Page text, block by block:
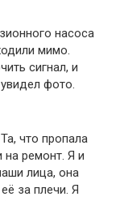
насоса
мимо.
сигнал, и
фото.
что пропала
на ремонт. Я и
лица, она
за плечи. Я